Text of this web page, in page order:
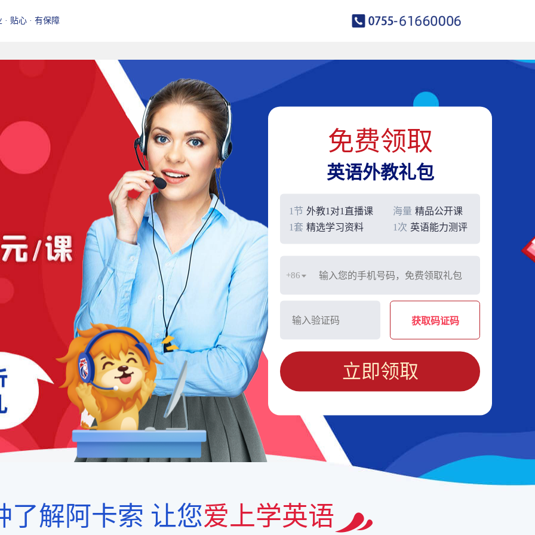
· 贴心 · 有保障
免费领取
英语外教礼包
1节 外教1对1直播课 海量 精品公开课
1套 精选学习资料 1次 英语能力测评
+86
获取码证码
立即领取
了解阿卡索 让您爱上学英语